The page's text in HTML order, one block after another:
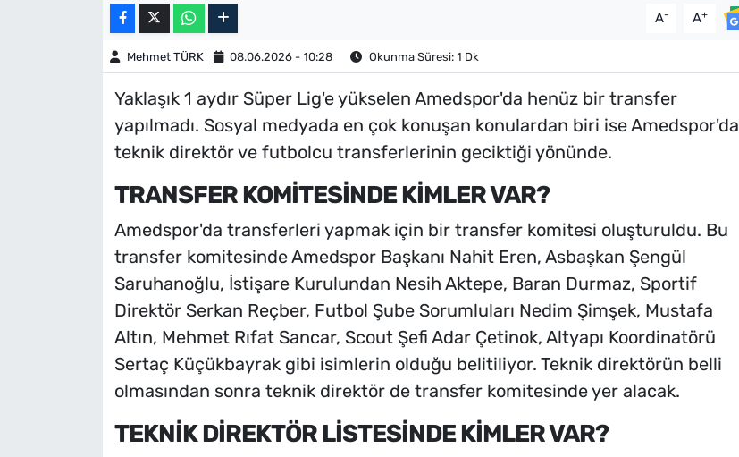
A- A+
Mehmet TÜRK 08.06.2026 - 10:28 Okunma Süresi: 1 Dk
Yaklaşık 1 aydır Süper Lig'e yükselen Amedspor'da henüz bir transfer
yapılmadı. Sosyal medyada en çok konuşan konulardan biri ise Amedspor'da
teknik direktör ve futbolcu transferlerinin geciktiği yönünde.
TRANSFER KOMİTESİNDE KİMLER VAR?
Amedspor'da transferleri yapmak için bir transfer komitesi oluşturuldu. Bu
transfer komitesinde Amedspor Başkanı Nahit Eren, Asbaşkan Şengül
Saruhanoğlu, İstişare Kurulundan Nesih Aktepe, Baran Durmaz, Sportif
Direktör Serkan Reçber, Futbol Şube Sorumluları Nedim Şimşek, Mustafa
Altın, Mehmet Rıfat Sancar, Scout Şefi Adar Çetinok, Altyapı Koordinatörü
Sertaç Küçükbayrak gibi isimlerin olduğu belitiliyor. Teknik direktörün belli
olmasından sonra teknik direktör de transfer komitesinde yer alacak.
TEKNİK DİREKTÖR LİSTESİNDE KİMLER VAR?